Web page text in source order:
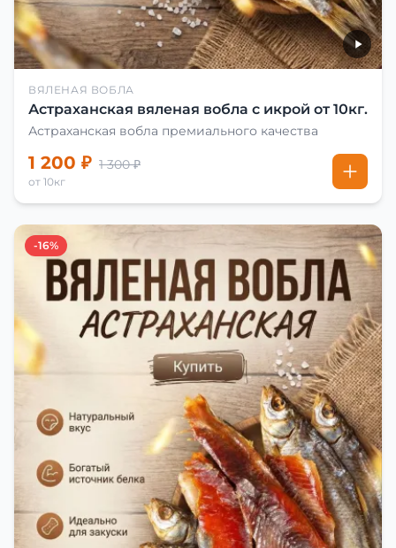
ВЯЛЕНАЯ ВОБЛА
Астраханская вяленая вобла с икрой от 10кг.
Астраханская вобла премиального качества
1 200 ₽ 1 300 ₽
от 10кг
-16%